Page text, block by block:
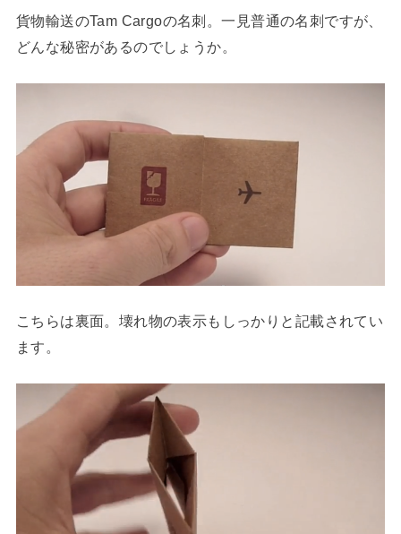
貨物輸送のTam Cargoの名刺。一見普通の名刺ですが、
どんな秘密があるのでしょうか。
こちらは裏面。壊れ物の表示もしっかりと記載されてい
ます。